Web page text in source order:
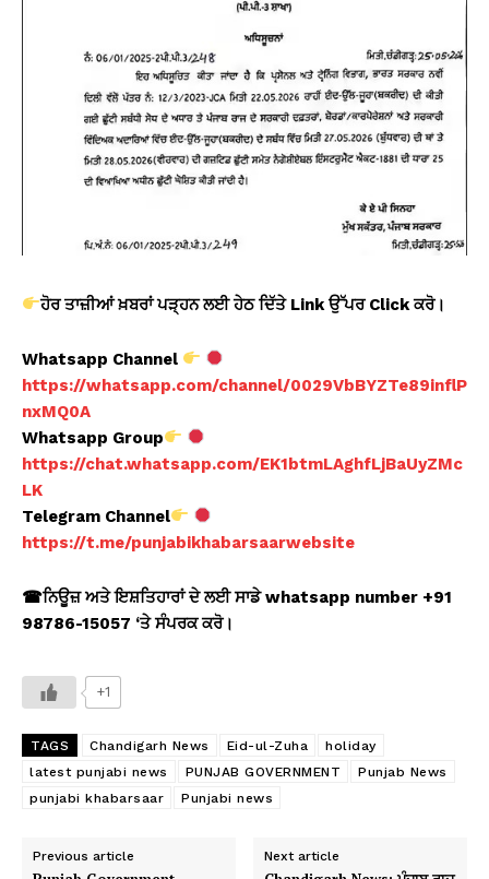
ਹੋਰ ਤਾਜ਼ੀਆਂ ਖ਼ਬਰਾਂ ਪੜ੍ਹਨ ਲਈ ਹੇਠ ਦਿੱਤੇ Link ਉੱਪਰ Click ਕਰੋ।
Whatsapp Channel
https://whatsapp.com/channel/0029VbBYZTe89inflP
nxMQ0A
Whatsapp Group
https://chat.whatsapp.com/EK1btmLAghfLjBaUyZMc
LK
Telegram Channel
https://t.me/punjabikhabarsaarwebsite
☎ਨਿਊਜ਼ ਅਤੇ ਇਸ਼ਤਿਹਾਰਾਂ ਦੇ ਲਈ ਸਾਡੇ whatsapp number +91
98786-15057 ‘ਤੇ ਸੰਪਰਕ ਕਰੋ।
+1
TAGS Chandigarh News Eid-ul-Zuha
holiday
latest punjabi news
PUNJAB GOVERNMENT
Punjab News
punjabi khabarsaar
Punjabi news
Previous article Next article